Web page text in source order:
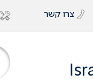
צרו קשר